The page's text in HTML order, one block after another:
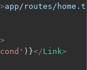
>app/routes/
>
) }</Link>